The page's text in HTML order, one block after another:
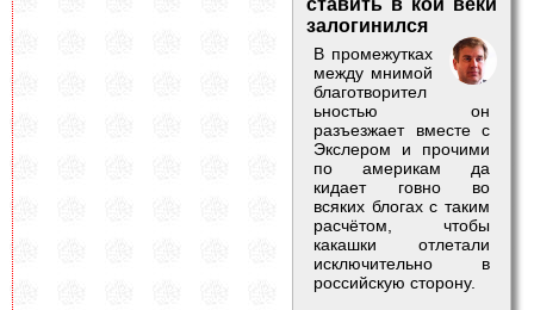
залогинился
В промежутках
между мнимой
благотворител
ьностью он
разъезжает вместе с
Экслером и прочими
по америкам да
кидает говно во
всяких блогах с таким
расчётом, чтобы
какашки отлетали
исключительно в
российскую сторону.